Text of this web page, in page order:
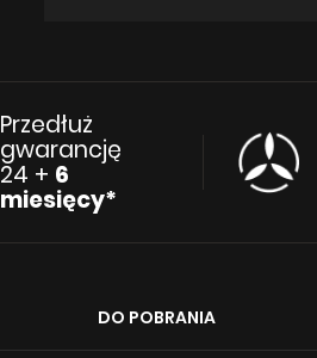
Przedłuż
gwarancję
24 + 6
miesięcy*
DO POBRANIA